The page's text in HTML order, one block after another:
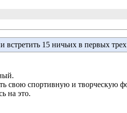
15 ничьих в первых трех
свою спортивную и творческую
на это.